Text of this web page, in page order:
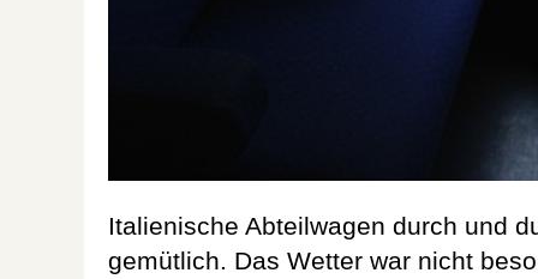
Italienische Abteilwagen durch und
gemütlich. Das Wetter war nicht